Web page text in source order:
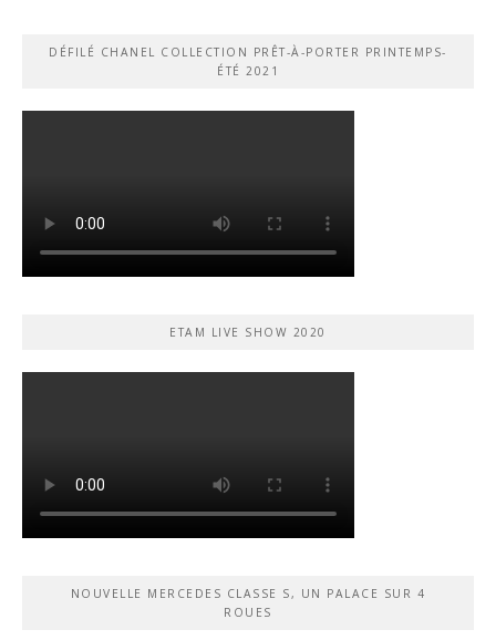
DÉFILÉ CHANEL COLLECTION PRÊT-À-PORTER PRINTEMPS-
ÉTÉ 2021
ETAM LIVE SHOW 2020
NOUVELLE MERCEDES CLASSE S, UN PALACE SUR 4
ROUES